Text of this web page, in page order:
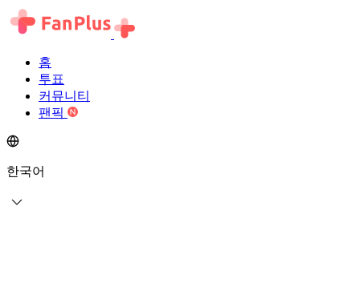
홈
투표
커뮤니티
팬픽
한국어